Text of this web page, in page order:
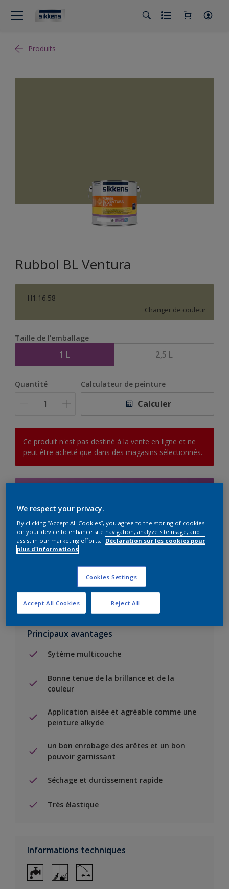
Produits
Rubbol BL Ventura
H1.16.58
Changer de couleur
Taille de l’emballage
1 L 2,5 L
Quantité Calculateur de peinture
Calculer
Ce produit n'est pas destiné à la vente en ligne et ne
peut être acheté que dans des magasins sélectionnés.
Principaux avantages
Sytème multicouche
Bonne tenue de la brillance et de la
couleur
Application aisée et agréable comme une
peinture alkyde
un bon enrobage des arêtes et un bon
pouvoir garnissant
Séchage et durcissement rapide
Très élastique
Informations techniques
We respect your privacy.
By clicking “Accept All Cookies”, you agree to the storing of cookies
on your device to enhance site navigation, analyze site usage, and
assist in our marketing efforts.
Déclaration sur les cookies pour
plus d'informations
Cookies Settings
Reject All
Accept All Cookies